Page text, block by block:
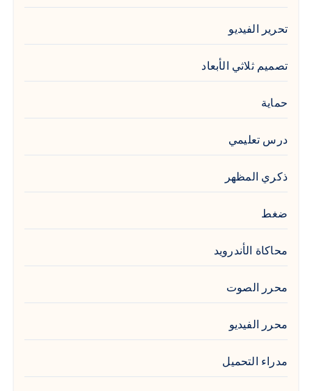
تحرير الفيديو
تصميم ثلاثي الأبعاد
حماية
درس تعليمي
ذكري المظهر
ضغط
محاكاة الأندرويد
محرر الصوت
محرر الفيديو
مدراء التحميل